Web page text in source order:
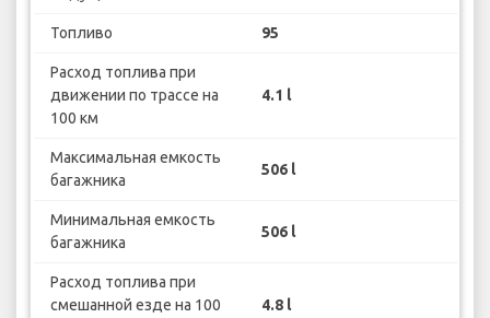
Топливо 95
Расход топлива при
движении по трассе на
100 км
4.1 l
Максимальная емкость
багажника
506 l
Минимальная емкость
багажника
506 l
Расход топлива при
смешанной езде на 100
4.8 l